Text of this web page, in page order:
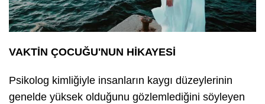
VAKTİN ÇOCUĞU'NUN HİKAYESİ
Psikolog kimliğiyle insanların kaygı düzeylerinin
genelde yüksek olduğunu gözlemlediğini söyleyen